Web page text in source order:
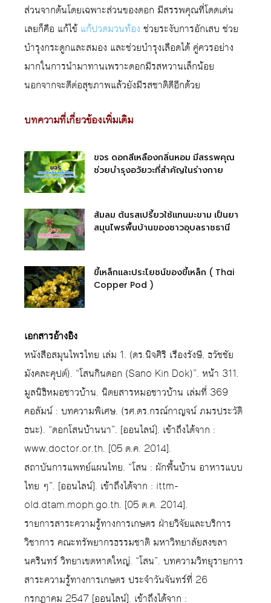
ส่วนจากต้นโดยเฉพาะส่วนของดอก มีสรรพคุณที่โดดเด่น
เลยก็คือ แก้ไข้ แก้ปวดมวนท้อง ช่วยระงับการอักเสบ ช่วย
บำรุงกระดูกและสมอง และช่วยบำรุงเลือดได้ คู่ควรอย่าง
มากในการนำมาทานเพราะดอกมีรสหวานเล็กน้อย
นอกจากจะดีต่อสุขภาพแล้วยังมีรสชาติดีอีกด้วย
บทความที่เกี่ยวข้องเพิ่มเติม
ขจร ดอกสีเหลืองกลิ่นหอม มีสรรพคุณ
ช่วยบำรุงอวัยวะที่สำคัญในร่างกาย
ส้มลม ต้นรสเปรี้ยวใช้แทนมะขาม เป็นยา
สมุนไพรพื้นบ้านของชาวอุบลราชธานี
ขี้เหล็กและประโยชน์ของขี้เหล็ก ( Thai
Copper Pod )
เอกสารอ้างอิง
หนังสือสมุนไพรไทย เล่ม 1. (ดร.นิจศิริ เรืองรังษี, ธวัชชัย
มังคละคุปต์). “โสนกินดอก (Sano Kin Dok)”. หน้า 311.
มูลนิธิหมอชาวบ้าน. นิตยสารหมอชาวบ้าน เล่มที่ 369
คอลัมน์ : บทความพิเศษ. (รศ.ดร.กรณ์กาญจน์ ภมรประวัติ
ธนะ). “ดอกโสนบ้านนา”. [ออนไลน์]. เข้าถึงได้จาก :
www.doctor.or.th. [05 ต.ค. 2014].
สถาบันการแพทย์แผนไทย. “โสน : ผักพื้นบ้าน อาหารแบบ
ไทย ๆ”. [ออนไลน์]. เข้าถึงได้จาก : ittm-
old.dtam.moph.go.th. [05 ต.ค. 2014].
รายการสาระความรู้ทางการเกษตร ฝ่ายวิจัยและบริการ
วิชาการ คณะทรัพยากรธรรมชาติ มหาวิทยาลัยสงขลา
นครินทร์ วิทยาเขตหาดใหญ่. “โสน”. บทความวิทยุรายการ
สาระความรู้ทางการเกษตร ประจำวันจันทร์ที่ 26
กรกฎาคม 2547 [ออนไลน์]. เข้าถึงได้จาก :